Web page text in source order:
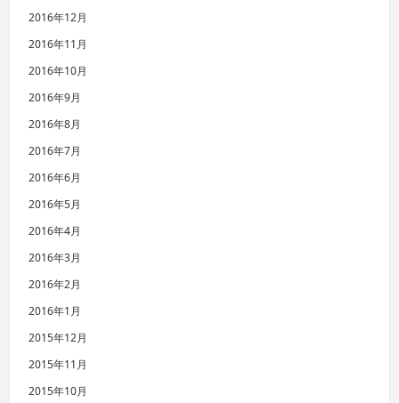
2016年12月
2016年11月
2016年10月
2016年9月
2016年8月
2016年7月
2016年6月
2016年5月
2016年4月
2016年3月
2016年2月
2016年1月
2015年12月
2015年11月
2015年10月